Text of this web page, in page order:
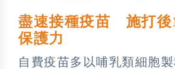
盡速接種疫苗 施打後
保護力
自費疫苗多以哺乳類細胞